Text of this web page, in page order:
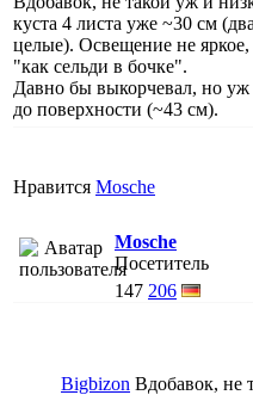
куста 4 листа уже ~30 см
целые). Освещение не яркое,
"как сельди в бочке".
Давно бы выкорчевал, но уж
до поверхности (~43 см).
Нравится Mosche
Mosche
Посетитель
147 206
Bigbizon Вдобавок, не